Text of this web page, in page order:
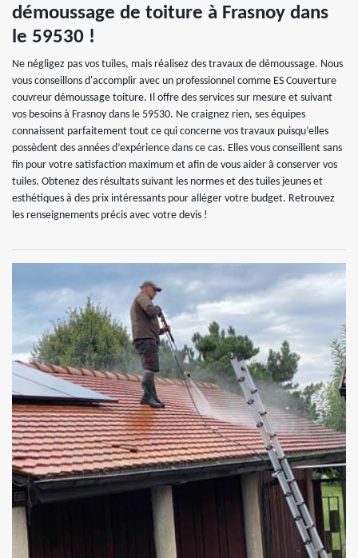
démoussage de toiture à Frasnoy dans
le 59530 !
Ne négligez pas vos tuiles, mais réalisez des travaux de démoussage. Nous
vous conseillons d'accomplir avec un professionnel comme ES Couverture
couvreur démoussage toiture. Il offre des services sur mesure et suivant
vos besoins à Frasnoy dans le 59530. Ne craignez rien, ses équipes
connaissent parfaitement tout ce qui concerne vos travaux puisqu’elles
possèdent des années d’expérience dans ce cas. Elles vous conseillent sans
fin pour votre satisfaction maximum et afin de vous aider à conserver vos
tuiles. Obtenez des résultats suivant les normes et des tuiles jeunes et
esthétiques à des prix intéressants pour alléger votre budget. Retrouvez
les renseignements précis avec votre devis !